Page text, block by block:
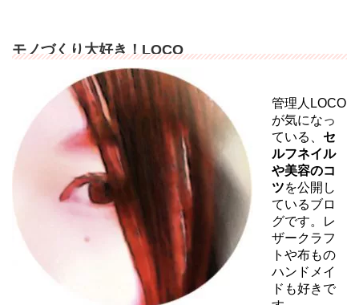
モノづくり大好き！LOCO
管理人LOCO
が気になっ
ている、 セ
ルフネイル
や美容のコ
ツを公開し
ているブロ
グです。レ
ザークラフ
トや布もの
ハンドメイ
ドも好きで